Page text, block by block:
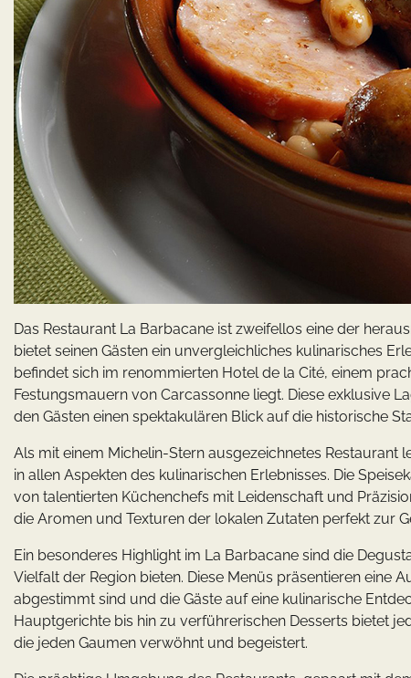
Das Restaurant La Barbacane ist zweifellos eine der
bietet seinen Gästen ein unvergleichliches kulinarisches
befindet sich im renommierten Hotel de la Cité, einem
Festungsmauern von Carcassonne liegt. Diese exklusive
den Gästen einen spektakulären Blick auf die historische
Als mit einem Michelin-Stern ausgezeichnetes Restaurant
in allen Aspekten des kulinarischen Erlebnisses. Die
von talentierten Küchenchefs mit Leidenschaft und
die Aromen und Texturen der lokalen Zutaten perfekt zur
Ein besonderes Highlight im La Barbacane sind die
Vielfalt der Region bieten. Diese Menüs präsentieren eine
abgestimmt sind und die Gäste auf eine kulinarische
Hauptgerichte bis hin zu verführerischen Desserts bietet
die jeden Gaumen verwöhnt und begeistert.